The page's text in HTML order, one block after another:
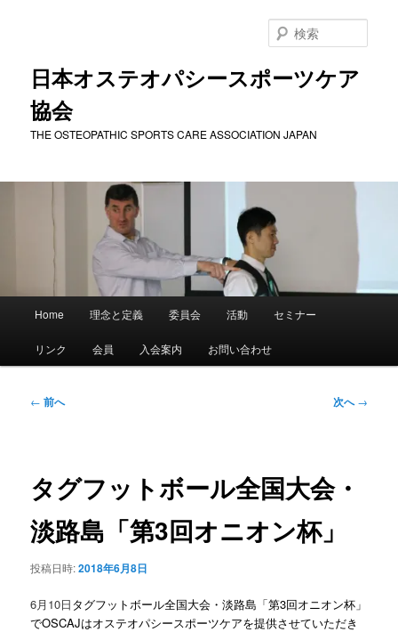
移
日本オステオパシースポーツケア
協会
THE OSTEOPATHIC SPORTS CARE ASSOCIATION JAPAN
索
メ
Home 理念と定義 委員会 活動 セミナー
リンク 会員 入会案内 お問い合わせ
投
ゲ
ー
ョ
ン
← 前へ 次へ→
タグフットボール全国大会・
淡路島「第3回オニオン杯」
投稿日時:2018年6月8日
6月10日タグフットボール全国大会・淡路島「第3回オニオン杯」
でOSCAJはオステオパシースポーツケアを提供させていただき